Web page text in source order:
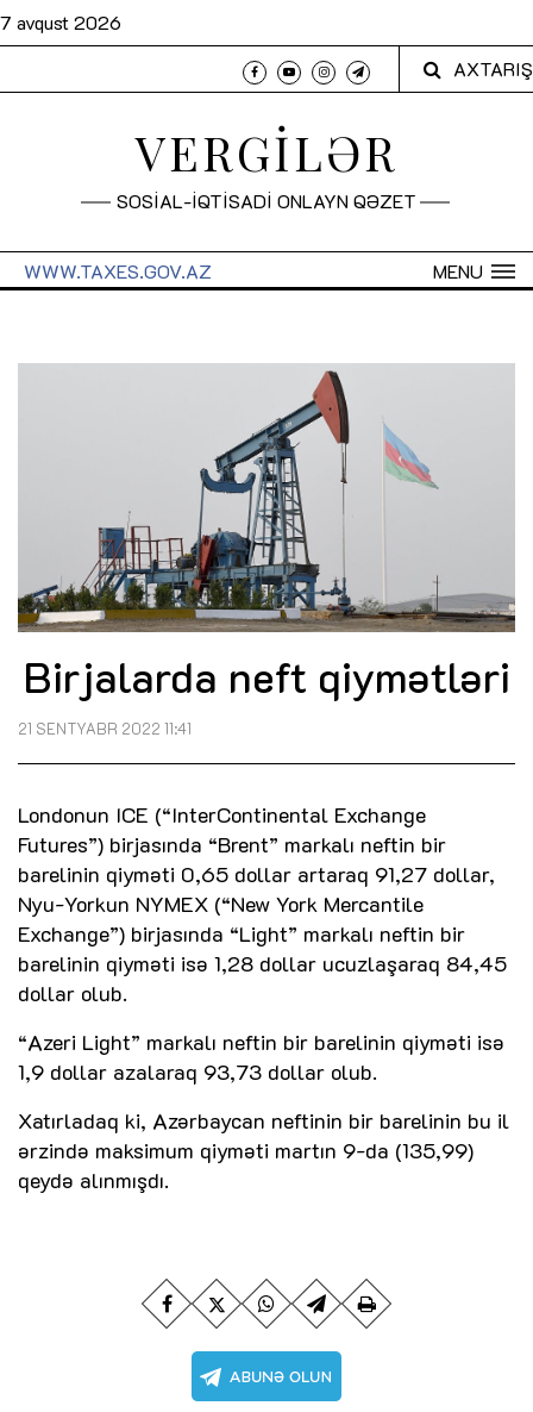
7 avqust 2026
AXTARIŞ
VERGİLƏR
SOSİAL-İQTİSADİ ONLAYN QƏZET
MENU
WWW.TAXES.GOV.AZ
Birjalarda neft qiymətləri
21 SENTYABR 2022 11:41
Londonun ICE (“InterContinental Exchange
Futures”) birjasında “Brent” markalı neftin bir
barelinin qiyməti 0,65 dollar artaraq 91,27 dollar,
Nyu-Yorkun NYMEX (“New York Mercantile
Exchange”) birjasında “Light” markalı neftin bir
barelinin qiyməti isə 1,28 dollar ucuzlaşaraq 84,45
dollar olub.
“Azeri Light” markalı neftin bir barelinin qiyməti isə
1,9 dollar azalaraq 93,73 dollar olub.
Xatırladaq ki, Azərbaycan neftinin bir barelinin bu il
ərzində maksimum qiyməti martın 9-da (135,99)
qeydə alınmışdı.